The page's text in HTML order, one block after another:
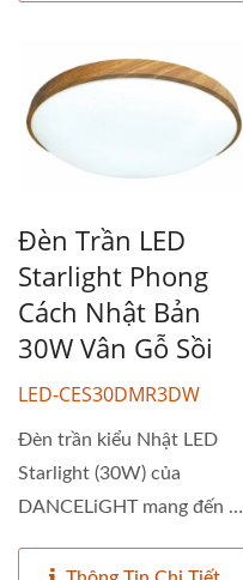
Đèn Trần LED
Starlight Phong
Cách Nhật Bản
30W Vân Gỗ Sồi
LED-CES30DMR3DW
Đèn trần kiểu Nhật LED
Starlight (30W) của
DANCELiGHT mang đến sự